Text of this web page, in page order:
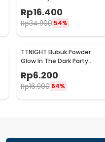
Instrument Ball Pendulum
Rp16.400
Rp34.900 54%
TTNIGHT Bubuk Powder
Glow In The Dark Party
Decoration 10g - T01
Rp6.200
Rp16.900 64%